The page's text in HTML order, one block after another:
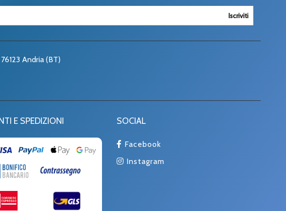
Iscriviti
Andria (BT)
E SPEDIZIONI SOCIAL
Facebook
Instagram